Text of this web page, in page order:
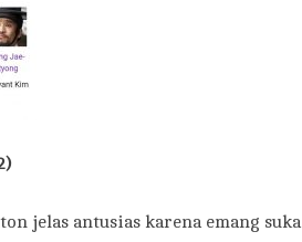
jelas antusias karena emang suka